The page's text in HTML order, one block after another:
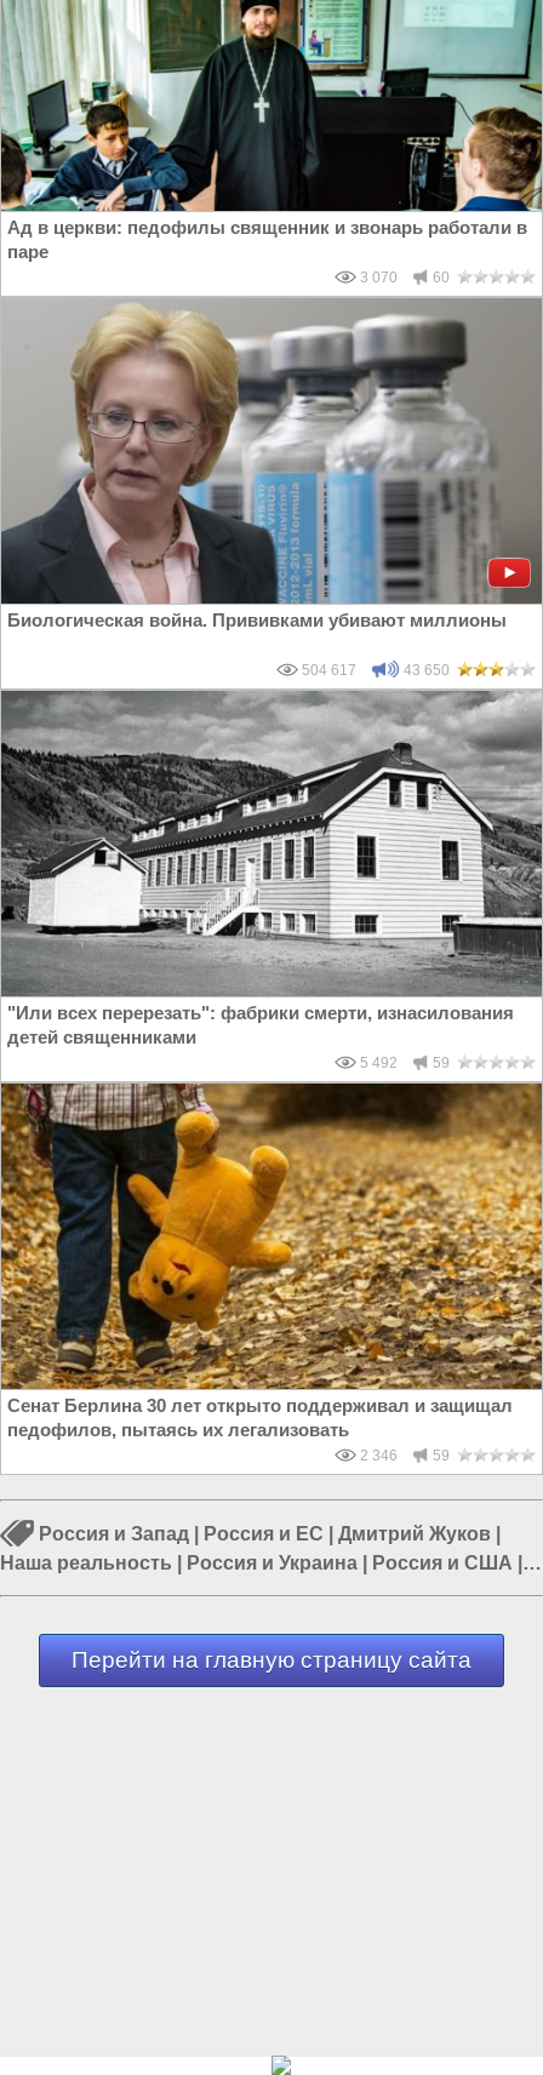
Ад в церкви: педофилы священник и звонарь работали в
паре
3 070 60
Биологическая война. Прививками убивают миллионы
504 617 43 650
"Или всех перерезать": фабрики смерти, изнасилования
детей священниками
5 492 59
Сенат Берлина 30 лет открыто поддерживал и защищал
педофилов, пытаясь их легализовать
2 346 59
Россия и Запад Россия и ЕС Дмитрий Жуков
Наша реальность
Россия и Украина Россия и США
Русь
Перейти на главную страницу сайта